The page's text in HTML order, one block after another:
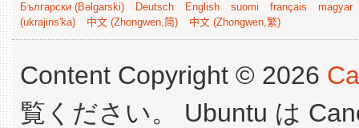
Български (Bəlgarski) Deutsch English suomi français
magyar
(ukrajins'ka)
中文 (Zhongwen,简) 中文 (Zhongwen,繁)
Content Copyright © 2026
覧ください。 Ubuntu は